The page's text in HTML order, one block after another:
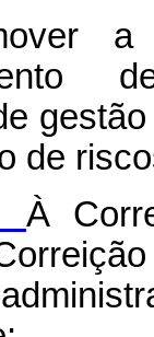
a
de
À